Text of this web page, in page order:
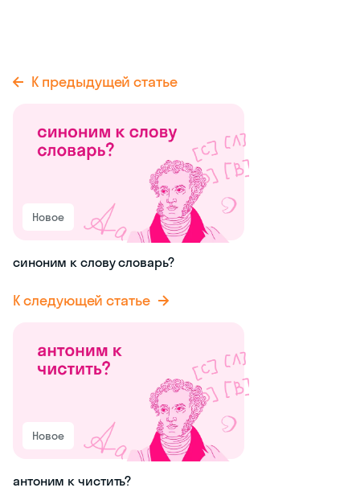
К предыдущей статье
Новое
синоним к слову словарь?
К следующей статье
Новое
антоним к чистить?